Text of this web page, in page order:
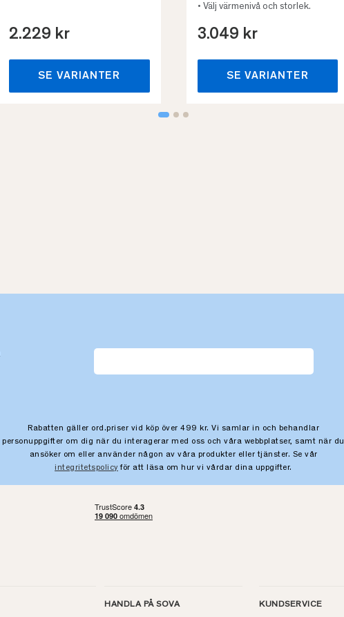
2.229 kr
SE VARIANTER
• Välj värmenivå och storlek.
3.049 kr
SE VARIANTER
Rabatten gäller ord.priser vid köp över 499 kr. Vi samlar in och behandlar
personuppgifter om dig när du interagerar med oss och våra webbplatser, samt när du
ansöker om eller använder någon av våra produkter eller tjänster. Se vår
integritetspolicy för att läsa om hur vi vårdar dina uppgifter.
HANDLA PÅ SOVA KUNDSERVICE